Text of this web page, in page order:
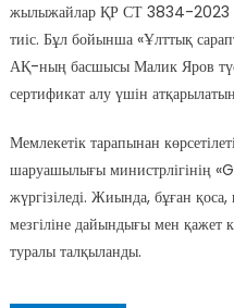
жылыжайлар ҚР СТ 3834-2023
тиіс. Бұл бойынша «Ұлттық
АҚ-ның басшысы Малик Яров
сертификат алу үшін
Мемлекетік тарапынан
шаруашылығы министрлігінің
жүргізіледі. Жиында, бұған
мезгіліне дайындығы мен қажет
туралы талқыланды.